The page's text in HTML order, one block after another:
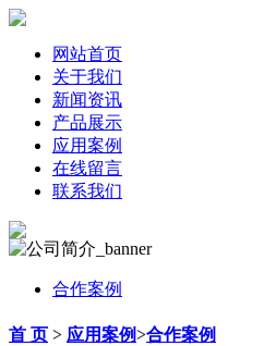
网站首页
关于我们
新闻资讯
产品展示
应用案例
在线留言
联系我们
合作案例
首 页 > 应用案例>合作案例